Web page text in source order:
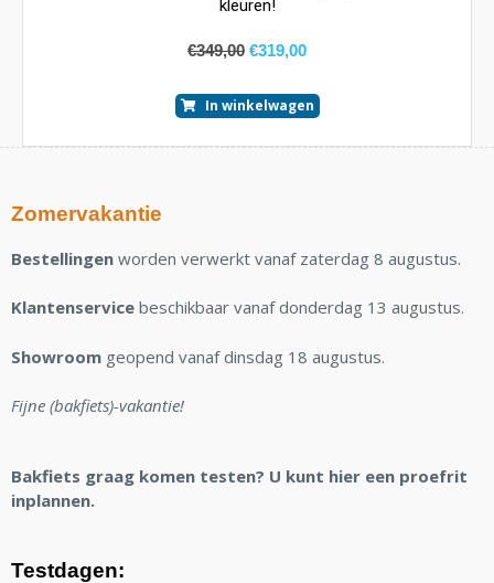
kleuren!
€349,00 €319,00
In winkelwagen
Zomervakantie
Bestellingen worden verwerkt vanaf zaterdag 8 augustus.
Klantenservice beschikbaar vanaf donderdag 13 augustus.
Showroom geopend vanaf dinsdag 18 augustus.
Fijne (bakfiets)-vakantie!
Bakfiets graag komen testen? U kunt hier een proefrit
inplannen.
Testdagen: